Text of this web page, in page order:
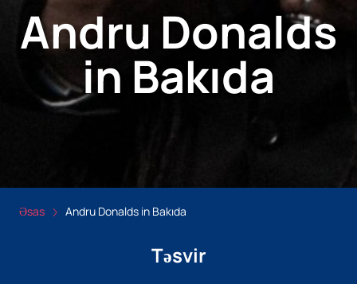
Andru Donalds
in Bakıda
Əsas Andru Donalds in Bakıda
Təsvir